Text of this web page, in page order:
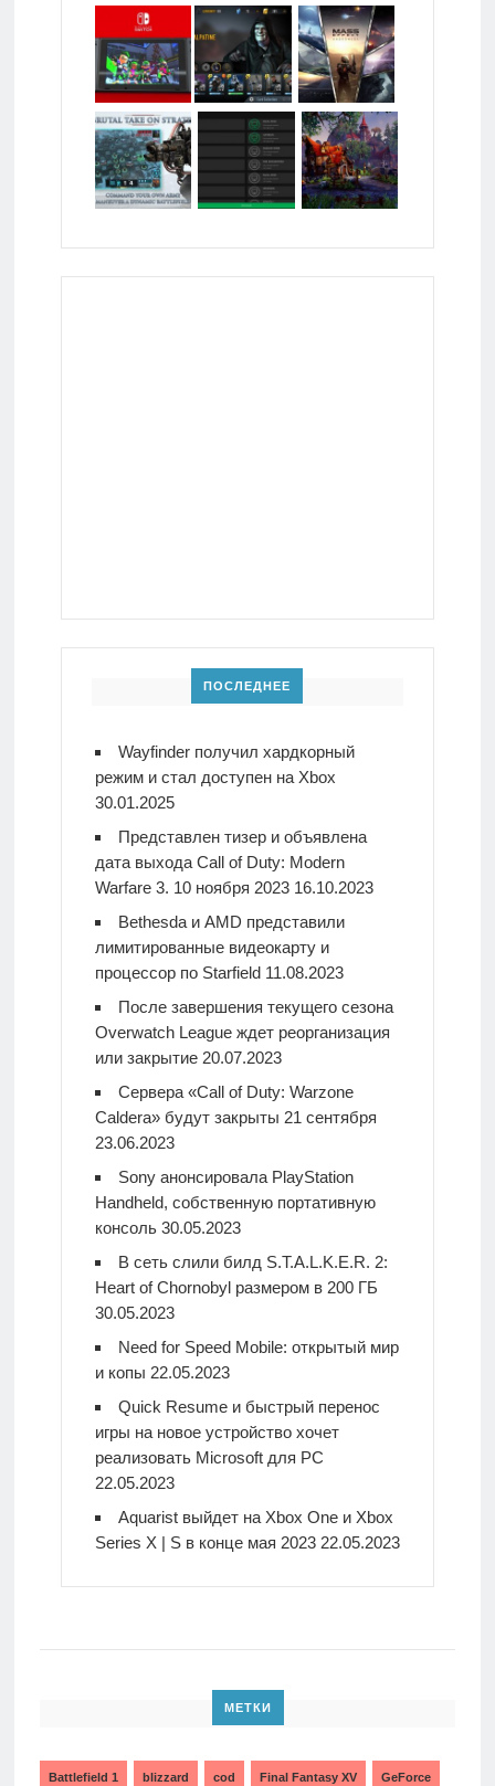
ПОСЛЕДНЕЕ
Wayfinder получил хардкорный
режим и стал доступен на Xbox
30.01.2025
Представлен тизер и объявлена
дата выхода Call of Duty: Modern
Warfare 3. 10 ноября 2023 16.10.2023
Bethesda и AMD представили
лимитированные видеокарту и
процессор по Starfield 11.08.2023
После завершения текущего сезона
Overwatch League ждет реорганизация
или закрытие 20.07.2023
Сервера «Call of Duty: Warzone
Caldera» будут закрыты 21 сентября
23.06.2023
Sony анонсировала PlayStation
Handheld, собственную портативную
консоль 30.05.2023
В сеть слили билд S.T.A.L.K.E.R. 2:
Heart of Chornobyl размером в 200 ГБ
30.05.2023
Need for Speed Mobile: открытый мир
и копы 22.05.2023
Quick Resume и быстрый перенос
игры на новое устройство хочет
реализовать Microsoft для PC
22.05.2023
Aquarist выйдет на Xbox One и Xbox
Series X | S в конце мая 2023 22.05.2023
МЕТКИ
Battlefield 1 blizzard cod Final Fantasy XV GeForce